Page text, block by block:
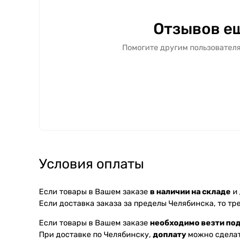
Отзывов
Помогите другим
Условия оплаты
Если товары в Вашем заказе в наличии на складе и
Если доставка заказа за пределы Челябинска, то
Если товары в Вашем заказе необходимо везти
При доставке по Челябинску, доплату можно